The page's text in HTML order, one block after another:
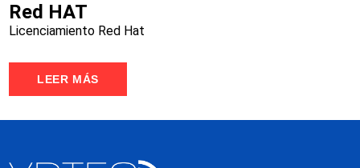
Red HAT
Licenciamiento Red Hat
LEER MÁS